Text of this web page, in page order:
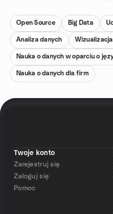
Open Source Big Data
Analiza danych
Nauka o danych w oparciu o
Nauka o danych dla firm
Twoje konto
Zarejestruj się
Zaloguj się
Pomoc